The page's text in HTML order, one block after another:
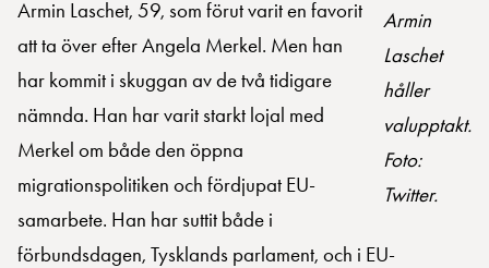
Armin
Laschet
håller
valupptakt.
Foto:
Twitter.
Armin Laschet, 59, som förut varit en favorit
att ta över efter Angela Merkel. Men han
har kommit i skuggan av de två tidigare
nämnda. Han har varit starkt lojal med
Merkel om både den öppna
migrationspolitiken och fördjupat EU-
samarbete. Han har suttit både i
förbundsdagen, Tysklands parlament, och i EU-